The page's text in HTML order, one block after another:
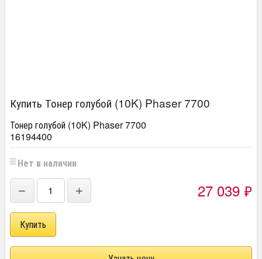
Купить Тонер голубой (10K) Phaser 7700
Тонер голубой (10K) Phaser 7700
16194400
Нет в наличии
− + 27 039 ₽